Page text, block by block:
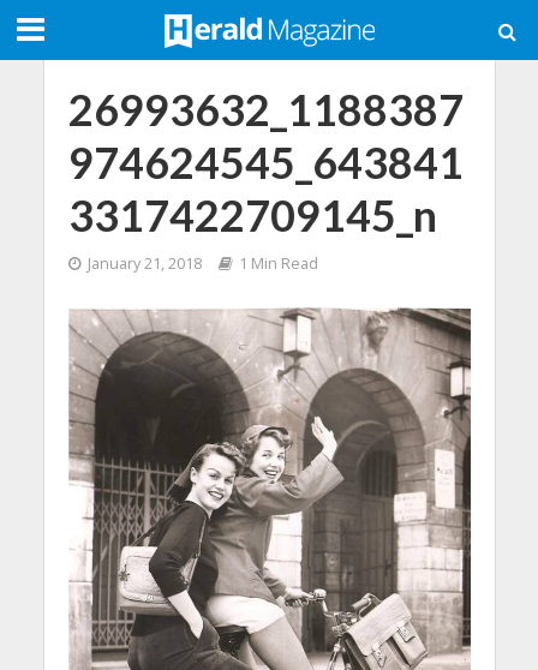
26993632_1188387
974624545_643841
3317422709145_n
January 21, 2018 1 Min Read